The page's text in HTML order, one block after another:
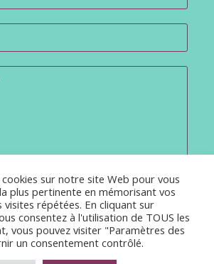
sur notre site Web pour vous
plus pertinente en mémorisant vos
répétées. En cliquant sur
consentez à l'utilisation de TOUS les
vous pouvez visiter "Paramètres des
un consentement contrôlé.